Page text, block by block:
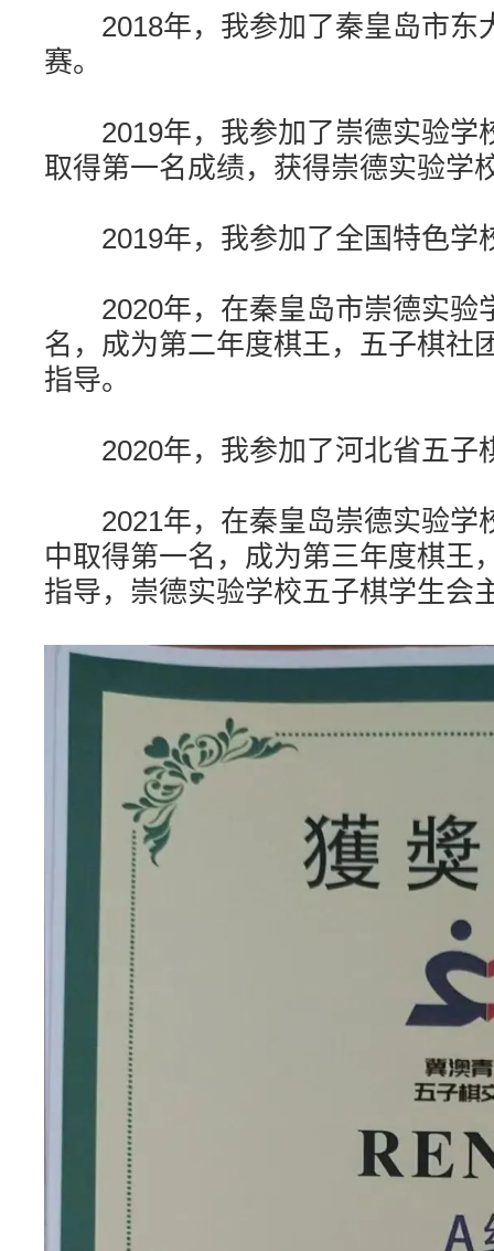
2018年，我参加了秦皇岛市东
赛。
2019年，我参加了崇德实验学
取得第一名成绩，获得崇德实验学
2019年，我参加了全国特色学
2020年，在秦皇岛市崇德实验
名，成为第二年度棋王，五子棋社
指导。
2020年，我参加了河北省五子
2021年，在秦皇岛崇德实验学
中取得第一名，成为第三年度棋王
指导，崇德实验学校五子棋学生会